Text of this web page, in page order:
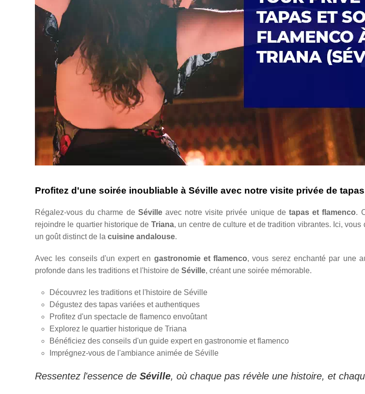
Profitez d'une soirée inoubliable à Séville avec notre visite privée de
Régalez-vous du charme de Sévilleavec notre visite privée unique detapas et flamenco.
rejoindre le quartier historique de Triana, un centre de culture et de tradition vibrantes. Ici,
un goût distinct de la cuisine andalouse.
Avec les conseils d'un expert en gastronomie et flamenco, vous serez enchanté par une
profonde dans les traditions et l'histoire de Séville, créant une soirée mémorable.
Découvrez les traditions et l'histoire de Séville
Dégustez des tapas variées et authentiques
Profitez d'un spectacle de flamenco envoûtant
Explorez le quartier historique de Triana
Bénéficiez des conseils d'un guide expert en gastronomie et flamenco
Imprégnez-vous de l'ambiance animée de Séville
Ressentez l'essence de Séville, où chaque pas révèle une histoire, et